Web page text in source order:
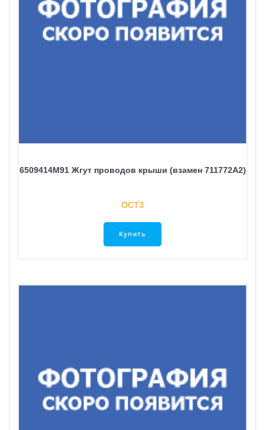
6509414M91 Жгут проводов крыши (взамен 711772A2)
ОСТ3
Купить